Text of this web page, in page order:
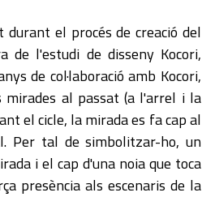
el procés de creació del
l'estudi de disseny Kocori,
de col·laboració amb Kocori,
mirades al passat (a l'arrel i la
el cicle, la mirada es fa cap al
Per tal de simbolitzar-ho, un
i el cap d'una noia que toca
presència als escenaris de la